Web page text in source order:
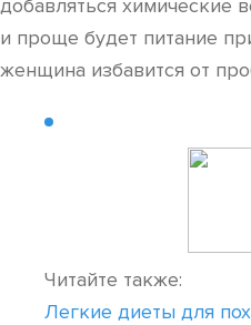
добавляться химические
и проще будет питание
женщина избавится от
Читайте также:
Легкие диеты для